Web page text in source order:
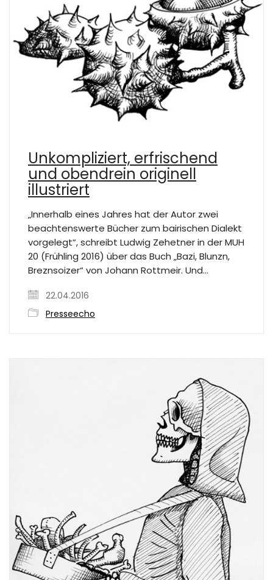
Unkompliziert, erfrischend
und obendrein originell
illustriert
„Innerhalb eines Jahres hat der Autor zwei
beachtenswerte Bücher zum bairischen Dialekt
vorgelegt“, schreibt Ludwig Zehetner in der MUH
20 (Frühling 2016) über das Buch „Bazi, Blunzn,
Breznsoizer“ von Johann Rottmeir. Und…
22.04.2016
Presseecho